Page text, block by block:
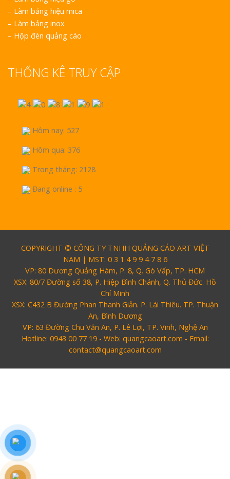
– Làm bảng hiệu mica
– Làm bảng inox
– Hộp đèn quảng cáo
THỐNG KÊ TRUY CẬP
Hôm nay: 527
Hôm qua: 376
Trong tháng: 2128
Đang online : 5
COPYRIGHT © CÔNG TY TNHH QUẢNG CÁO ART VIỆT
NAM | MST: 0 3 1 4 9 9 4 7 8 6
VP: 80 Dương Quảng Hàm, P. 8, Q. Gò Vấp, TP. HCM
XSX: 80/7 Đường số 38, P. Hiệp Bình Chánh, Q. Thủ Đức. Hồ
Chí Minh
XSX: C432 B Đường Phan Thanh Giản. P. Lái Thiêu. TP. Thuận
An, Bình Dương
VP: 63 Đường Chu Văn An, P. Lê Lợi, TP. Vinh, Nghệ An
Hotline: 0943 00 77 19 - Web: quangcaoart.com - Email:
contact@quangcaoart.com
Làm biển hiệu tại
Mẫu biển quán cà
Làm biển gỗ tại Ninh
Binh đẹp giá rẻ
Làm biển gỗ tại Hà
Giang đẹp giá rẻ